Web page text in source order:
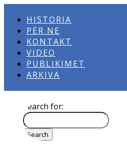
HISTORIA
PËR NE
KONTAKT
VIDEO
PUBLIKIMET
ARKIVA
Search for: